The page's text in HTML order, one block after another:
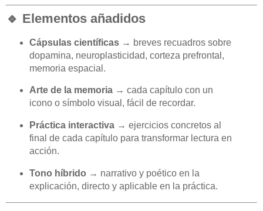
🔹 Elementos añadidos
Cápsulas científicas→ breves recuadros sobre
dopamina, neuroplasticidad, corteza prefrontal,
memoria espacial.
Arte de la memoria→ cada capítulo con un
icono o símbolo visual, fácil de recordar.
Práctica interactiva→ ejercicios concretos al
final de cada capítulo para transformar lectura en
acción.
Tono híbrido → narrativo y poético en la
explicación, directo y aplicable en la práctica.